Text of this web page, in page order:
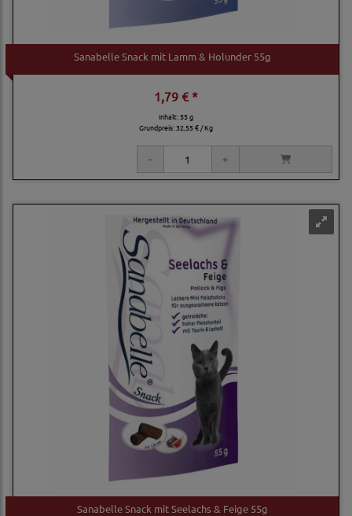
Sanabelle Snack mit Lamm & Holunder 55g
1,79 € *
Inhalt: 55 g
Grundpreis:32,55 € / Kg
Sanabelle Snack mit Seelachs & Feige 55g